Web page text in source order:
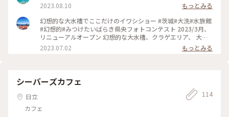
2023.08.10
もっとみる
幻想的な大水槽でここだけのイワシショー #茨城#大洗#水族館
#幻想的#みつけたいばらき県央フォトコンテスト 2023/3月、
リニューアルオープン 幻想的な大水槽、クラゲエリア、 大迫
力なサメ水槽‥色々進化していました 光と音楽に合わせてイ
ワシトルネードが美しく 動くイワシショーは幻想的 エスカレ
人も楽しめる水族館 久しぶりの水族館、楽しかったし癒やさ
れました。 また水族館巡りを再開したくなりました #私のこと
2023.07.02 もっとみる
シーバーズカフェ
日立
カフェ
114